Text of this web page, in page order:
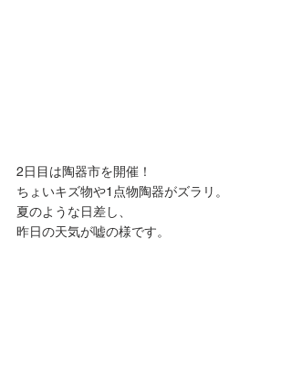
2日目は陶器市を開催！
ちょいキズ物や1点物陶器がズラリ。
夏のような日差し、
昨日の天気が嘘の様です。